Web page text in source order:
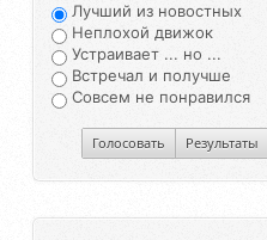
Лучший из новостных
Неплохой движок
Устраивает ... но ...
Встречал и получше
Совсем не понравился
Голосовать Результаты